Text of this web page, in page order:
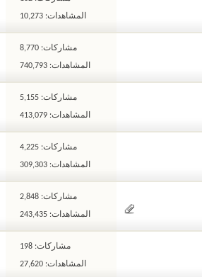
المشاهدات: 10,273
مشاركات: 8,770
المشاهدات: 740,793
مشاركات: 5,155
المشاهدات: 413,079
مشاركات: 4,225
المشاهدات: 309,303
مشاركات: 2,848
المشاهدات: 243,435
مشاركات: 198
المشاهدات: 27,620